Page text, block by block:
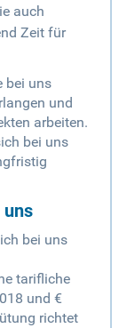
auch
Zeit für
bei uns
und
arbeiten.
bei uns
bei uns
tarifliche
und €
richtet